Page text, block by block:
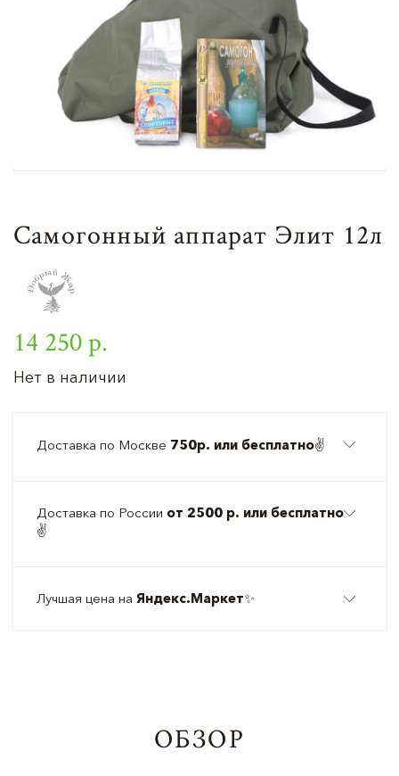
Самогонный аппарат Элит 12л
14 250 р.
Нет в наличии
Доставка по Москве 750р. или бесплатно✌️
Доставка по России от 2500 р. или бесплатно
✌️
Лучшая цена на Яндекс.Маркет✨
ОБЗОР